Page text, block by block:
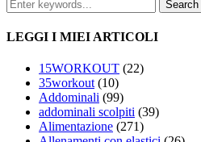
LEGGI I MIEI ARTICOLI
15WORKOUT (22)
35workout(10)
Addominali (99)
addominali scolpiti (39)
Alimentazione (271)